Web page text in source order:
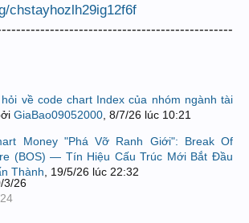
chstayhozlh29ig12f6f
về code chart Index của nhóm ngành tài
GiaBao09052000, 8/7/26 lúc 10:21
Money "Phá Vỡ Ranh Giới": Break Of
(BOS) — Tín Hiệu Cấu Trúc Mới Bắt Đầu
Thành, 19/5/26 lúc 22:32
3/26